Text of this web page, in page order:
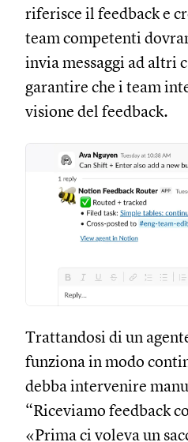
riferisce il feedback e
team competenti
invia messaggi ad altri
garantire che i team
visione del feedback.
Trattandosi di un
funziona in modo
debba intervenire
“Riceviamo feedback
«Prima ci voleva un